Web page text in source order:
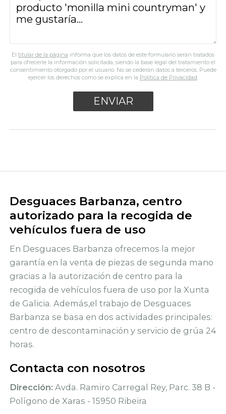
El titular de la página informa que los datos de este formulario serán tratados
para ofrecerle la información solicitada, siendo la base legal del tratamiento el
consentimiento otorgado por el usuario. No se cederán datos a terceros. Puede
ejercer los derechos como se explica en la Política de Privacidad.
Desguaces Barbanza, centro
autorizado para la recogida de
vehículos fuera de uso
En Desguaces Barbanza ofrecemos la mejor
garantía en la venta de piezas de segunda mano
gracias a la autorización de centro para la
recogida de vehículos fuera de uso por la Xunta
de Galicia. Además,el trabajo de Desguaces
Barbanza se basa en dos actividades principales:
centro de descontaminación y servicio de grúa 24
horas.
Contacta con nosotros
Dirección: Avda. Ramiro Carregal Rey, Parc. 38 B -
Polígono de Xaras - 15950 Ribeira